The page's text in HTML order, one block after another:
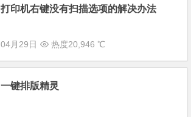
打印机右键没有扫描选项的解决办法
04月29日 热度20,946 ℃
一键排版精灵